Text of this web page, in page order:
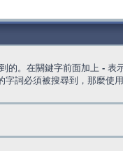
的。在關鍵字前面加上 - 表
字詞必須被搜尋到，那麼使